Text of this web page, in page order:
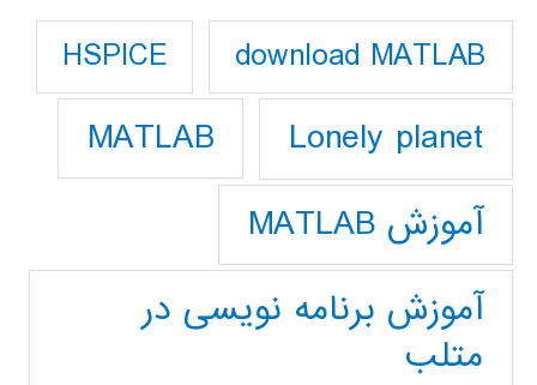
download MATLAB
HSPICE
Lonely planet
MATLAB
آموزش MATLAB
آموزش برنامه نویسی در
متلب